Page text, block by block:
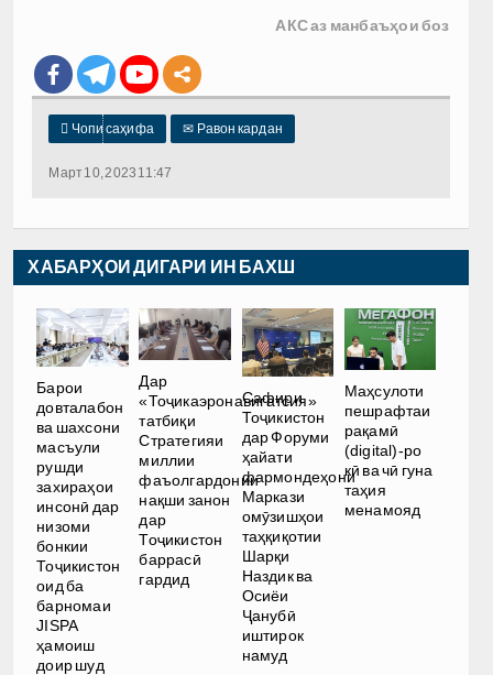
АКС аз манбаъҳои боз
 Чопи саҳифа ✉ Равон кардан
Март 10, 2023 11:47
ХАБАРҲОИ ДИГАРИ ИН БАХШ
Барои
довталабон
ва шахсони
масъули
рушди
захираҳои
инсонӣ дар
низоми
бонкии
Тоҷикистон
оид ба
барномаи
JISPA
ҳамоиш
доир шуд
Дар
«Тоҷикаэронавигатсия»
татбиқи
Стратегияи
миллии
фаъолгардонии
нақши занон
дар
Тоҷикистон
баррасӣ
гардид
Сафири
Тоҷикистон
дар Форуми
ҳайати
фармондеҳони
Маркази
омӯзишҳои
таҳқиқотии
Шарқи
Наздик ва
Осиёи
Ҷанубӣ
иштирок
намуд
Маҳсулоти
пешрафтаи
рақамӣ
(digital)-ро
кӣ ва чӣ гуна
таҳия
менамояд